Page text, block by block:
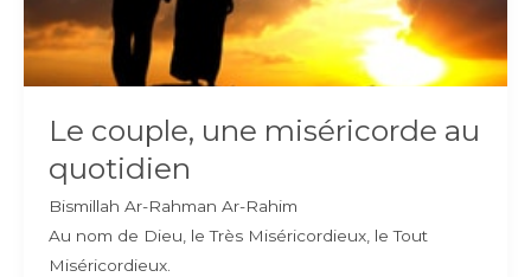
Le couple, une miséricorde au
quotidien
Bismillah Ar-Rahman Ar-Rahim
Au nom de Dieu, le Très Miséricordieux, le Tout
Miséricordieux.